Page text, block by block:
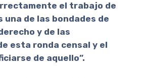
el trabajo de
una de las bondades de
y de las
esta ronda censal y el
de aquello”.